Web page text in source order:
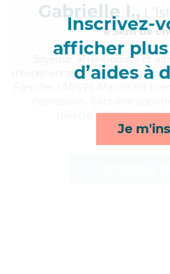
Inscrivez-
afficher
d’aides à
Je
Gabrielle I.,
à 5km de
, attentionnée et
d'expérience et possède un
toilette/habillage,